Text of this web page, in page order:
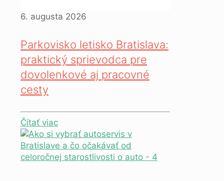
6. augusta 2026
Parkovisko letisko Bratislava:
praktický sprievodca pre
dovolenkové aj pracovné
cesty
Čítať viac